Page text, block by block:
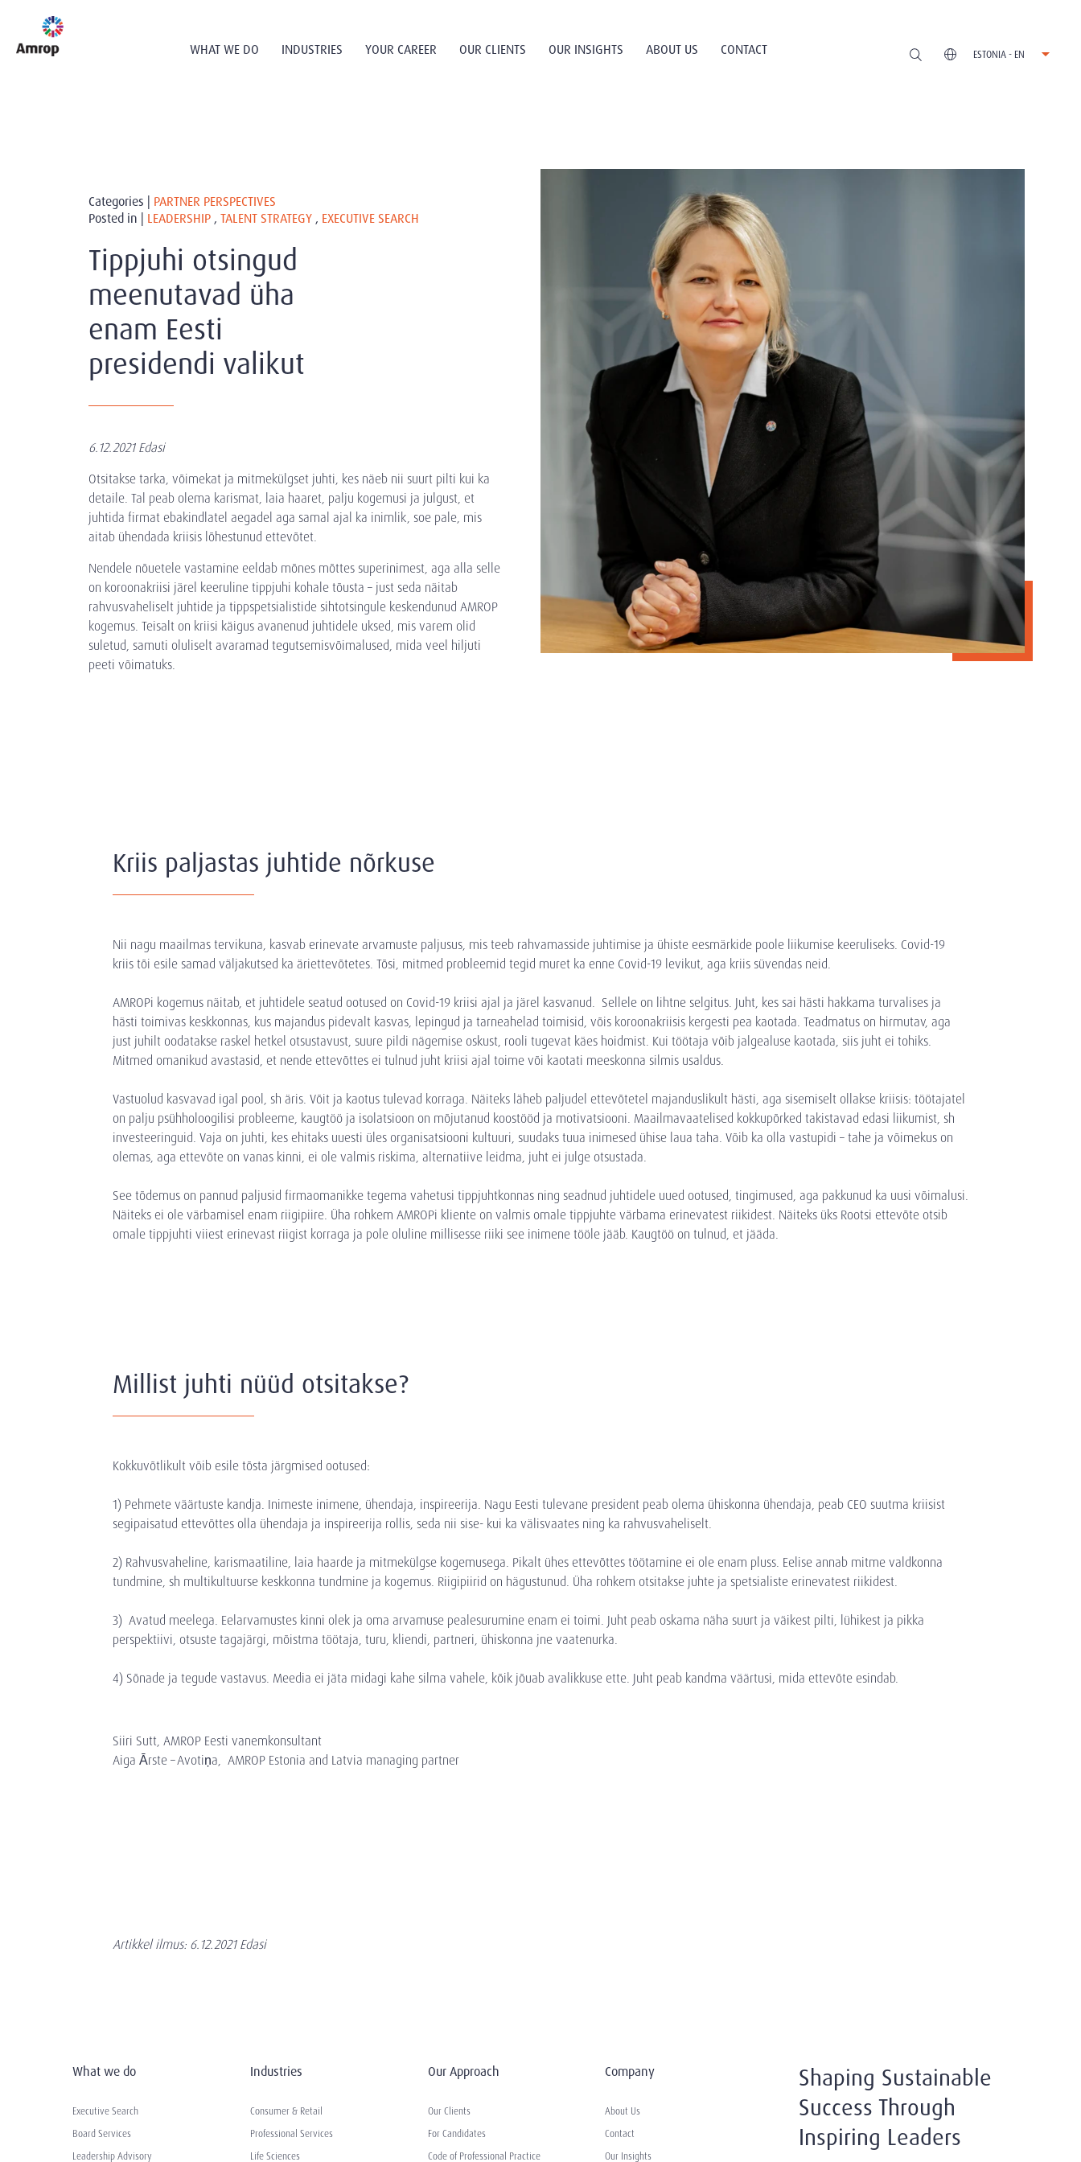
WHAT WE DO INDUSTRIES YOUR CAREER OUR CLIENTS OUR INSIGHTS ABOUT US CONTACT ESTONIA - EN
Categories | PARTNER PERSPECTIVES
Posted in | LEADERSHIP , TALENT STRATEGY , EXECUTIVE SEARCH
Tippjuhi otsingud
meenutavad üha
enam Eesti
presidendi valikut
6.12.2021 Edasi
Otsitakse tarka, võimekat ja mitmekülgset juhti, kes näeb nii suurt pilti kui ka
detaile. Tal peab olema karismat, laia haaret, palju kogemusi ja julgust, et
juhtida firmat ebakindlatel aegadel aga samal ajal ka inimlik, soe pale, mis
aitab ühendada kriisis lõhestunud ettevõtet.
Nendele nõuetele vastamine eeldab mõnes mõttes superinimest, aga alla selle
on koroonakriisi järel keeruline tippjuhi kohale tõusta – just seda näitab
rahvusvaheliselt juhtide ja tippspetsialistide sihtotsingule keskendunud AMROP
kogemus. Teisalt on kriisi käigus avanenud juhtidele uksed, mis varem olid
suletud, samuti oluliselt avaramad tegutsemisvõimalused, mida veel hiljuti
peeti võimatuks.
Kriis paljastas juhtide nõrkuse
Nii nagu maailmas tervikuna, kasvab erinevate arvamuste paljusus, mis teeb rahvamasside juhtimise ja ühiste eesmärkide poole liikumise keeruliseks. Covid-19
kriis tõi esile samad väljakutsed ka äriettevõtetes. Tõsi, mitmed probleemid tegid muret ka enne Covid-19 levikut, aga kriis süvendas neid.
AMROPi kogemus näitab, et juhtidele seatud ootused on Covid-19 kriisi ajal ja järel kasvanud. Sellele on lihtne selgitus. Juht, kes sai hästi hakkama turvalises ja
hästi toimivas keskkonnas, kus majandus pidevalt kasvas, lepingud ja tarneahelad toimisid, võis koroonakriisis kergesti pea kaotada. Teadmatus on hirmutav, aga
just juhilt oodatakse raskel hetkel otsustavust, suure pildi nägemise oskust, rooli tugevat käes hoidmist. Kui töötaja võib jalgealuse kaotada, siis juht ei tohiks.
Mitmed omanikud avastasid, et nende ettevõttes ei tulnud juht kriisi ajal toime või kaotati meeskonna silmis usaldus.
Vastuolud kasvavad igal pool, sh äris. Võit ja kaotus tulevad korraga. Näiteks läheb paljudel ettevõtetel majanduslikult hästi, aga sisemiselt ollakse kriisis: töötajatel
on palju psühholoogilisi probleeme, kaugtöö ja isolatsioon on mõjutanud koostööd ja motivatsiooni. Maailmavaatelised kokkupõrked takistavad edasi liikumist, sh
investeeringuid. Vaja on juhti, kes ehitaks uuesti üles organisatsiooni kultuuri, suudaks tuua inimesed ühise laua taha. Võib ka olla vastupidi – tahe ja võimekus on
olemas, aga ettevõte on vanas kinni, ei ole valmis riskima, alternatiive leidma, juht ei julge otsustada.
See tõdemus on pannud paljusid firmaomanikke tegema vahetusi tippjuhtkonnas ning seadnud juhtidele uued ootused, tingimused, aga pakkunud ka uusi võimalusi.
Näiteks ei ole värbamisel enam riigipiire. Üha rohkem AMROPi kliente on valmis omale tippjuhte värbama erinevatest riikidest. Näiteks üks Rootsi ettevõte otsib
omale tippjuhti viiest erinevast riigist korraga ja pole oluline millisesse riiki see inimene tööle jääb. Kaugtöö on tulnud, et jääda.
Millist juhti nüüd otsitakse?
Kokkuvõtlikult võib esile tõsta järgmised ootused:
1) Pehmete väärtuste kandja. Inimeste inimene, ühendaja, inspireerija. Nagu Eesti tulevane president peab olema ühiskonna ühendaja, peab CEO suutma kriisist
segipaisatud ettevõttes olla ühendaja ja inspireerija rollis, seda nii sise- kui ka välisvaates ning ka rahvusvaheliselt.
2) Rahvusvaheline, karismaatiline, laia haarde ja mitmekülgse kogemusega. Pikalt ühes ettevõttes töötamine ei ole enam pluss. Eelise annab mitme valdkonna
tundmine, sh multikultuurse keskkonna tundmine ja kogemus. Riigipiirid on hägustunud. Üha rohkem otsitakse juhte ja spetsialiste erinevatest riikidest.
3) Avatud meelega. Eelarvamustes kinni olek ja oma arvamuse pealesurumine enam ei toimi. Juht peab oskama näha suurt ja väikest pilti, lühikest ja pikka
perspektiivi, otsuste tagajärgi, mõistma töötaja, turu, kliendi, partneri, ühiskonna jne vaatenurka.
4) Sõnade ja tegude vastavus. Meedia ei jäta midagi kahe silma vahele, kõik jõuab avalikkuse ette. Juht peab kandma väärtusi, mida ettevõte esindab.
Siiri Sutt, AMROP Eesti vanemkonsultant
Aiga Ārste – Avotiņa, AMROP Estonia and Latvia managing partner
Artikkel ilmus: 6.12.2021 Edasi
What we do
Executive Search
Board Services
Leadership Advisory
Industries
Consumer & Retail
Professional Services
Life Sciences
Our Approach
Our Clients
For Candidates
Code of Professional Practice
Company
About Us
Contact
Our Insights
Shaping Sustainable
Success Through
Inspiring Leaders